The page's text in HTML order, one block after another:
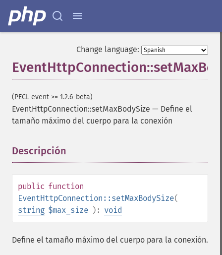
Change language:
(PECL event >= 1.2.6-beta)
EventHttpConnection::setMaxBodySize — Define el
tamaño máximo del cuerpo para la conexión
Descripción
public function
EventHttpConnection::setMaxBodySize(
string $max_size ): void
Define el tamaño máximo del cuerpo para la conexión.